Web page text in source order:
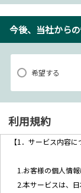
今後、当社から
希望する
利用規約
【1．サービス内容に
1.お客様の個人情報
2.本サービスは、日